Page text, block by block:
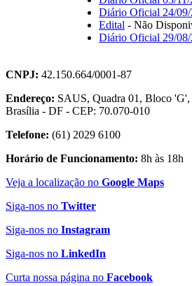
Diário Oficial 24/
Edital - Não
Diário Oficial 29/
CNPJ: 42.150.664/0001-87
Endereço: SAUS, Quadra 01, Bloco 'G',
Brasília - DF - CEP: 70.070-010
Telefone: (61) 2029 6100
Horário de Funcionamento: 8h às 18h
Veja a localização no Google Maps
Siga-nos no Twitter
Siga-nos no Instagram
Siga-nos no LinkedIn
Curta nossa página no Facebook